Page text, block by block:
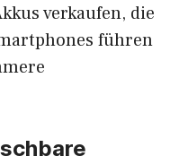
verkaufen, die
führen